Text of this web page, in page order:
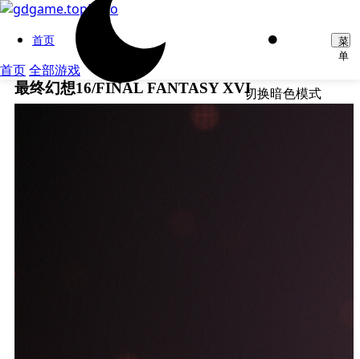
首页
首页全部游戏
切换暗色模式
菜
单
最终幻想16/FINAL FANTASY XVI